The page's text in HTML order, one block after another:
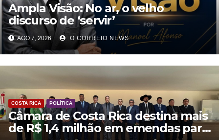
Ampla Visão: No ar, o velho
discurso de ‘servir’
AGO 7, 2026 O CORREIO NEWS
COSTA RICA POLÍTICA
Câmara de Costa Rica destina mais
de R$ 1,4 milhão em emendas para